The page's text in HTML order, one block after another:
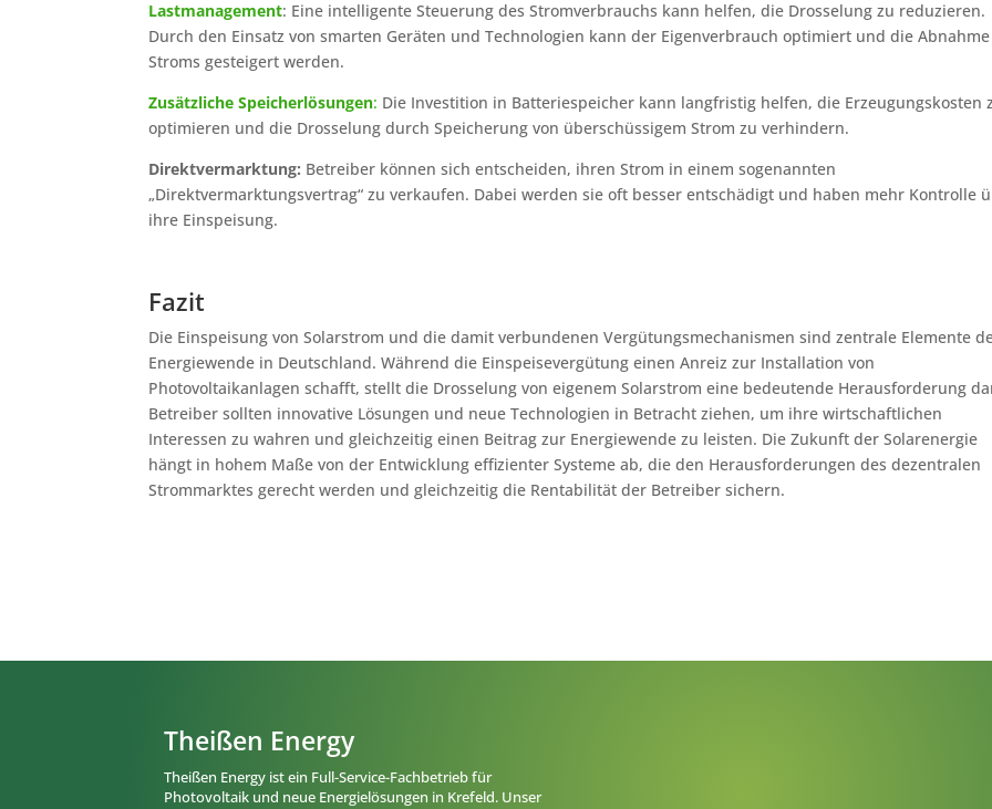
Lastmanagement: Eine intelligente Steuerung des Stromverbrauchs kann helfen, die Drosselung zu reduzieren.
Durch den Einsatz von smarten Geräten und Technologien kann der Eigenverbrauch optimiert und die
Stroms gesteigert werden.
Zusätzliche Speicherlösungen: Die Investition in Batteriespeicher kann langfristig helfen, die Erzeugungskosten
optimieren und die Drosselung durch Speicherung von überschüssigem Strom zu verhindern.
Direktvermarktung: Betreiber können sich entscheiden, ihren Strom in einem sogenannten
„Direktvermarktungsvertrag“ zu verkaufen. Dabei werden sie oft besser entschädigt und haben mehr Kontrolle
ihre Einspeisung.
Fazit
Die Einspeisung von Solarstrom und die damit verbundenen Vergütungsmechanismen sind zentrale Elemente
Energiewende in Deutschland. Während die Einspeisevergütung einen Anreiz zur Installation von
Photovoltaikanlagen schafft, stellt die Drosselung von eigenem Solarstrom eine bedeutende Herausforderung
Betreiber sollten innovative Lösungen und neue Technologien in Betracht ziehen, um ihre wirtschaftlichen
Interessen zu wahren und gleichzeitig einen Beitrag zur Energiewende zu leisten. Die Zukunft der Solarenergie
hängt in hohem Maße von der Entwicklung effizienter Systeme ab, die den Herausforderungen des dezentralen
Strommarktes gerecht werden und gleichzeitig die Rentabilität der Betreiber sichern.
Theißen Energy
Theißen Energy ist ein Full-Service-Fachbetrieb für
Photovoltaik und neue Energielösungen in Krefeld. Unser